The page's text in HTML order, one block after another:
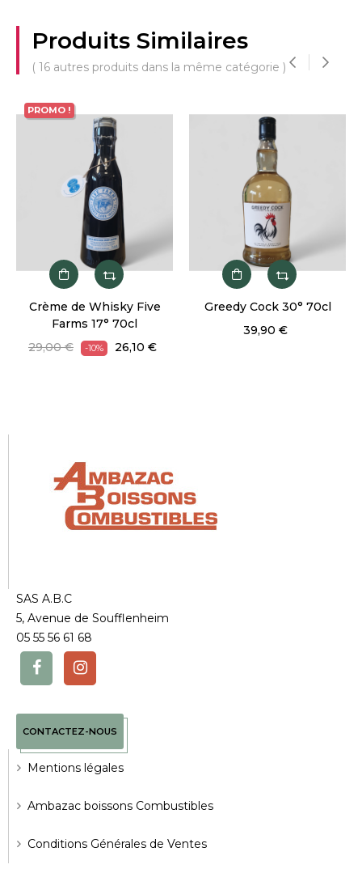
Produits Similaires
( 16 autres produits dans la même catégorie )
PROMO !
Crème de Whisky Five
Farms 17° 70cl
29,00 €
-10% 26,10 €
Greedy Cock 30° 70cl
39,90 €
SAS A.B.C
5, Avenue de Soufflenheim
05 55 56 61 68
CONTACTEZ-NOUS
Mentions légales
Ambazac boissons Combustibles
Conditions Générales de Ventes